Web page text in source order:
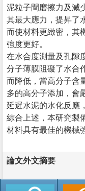
泥粒子間磨擦力及減
其最大應力，提昇了
而使材料更緻密，其
強度更好。
在水合度測量及孔隙
分子薄膜阻礙了水合
而降低，當高分子含
多的高分子添加，會
延遲水泥的水化反應
綜合上述，本研究製
材料具有最佳的機械
論文外文摘要